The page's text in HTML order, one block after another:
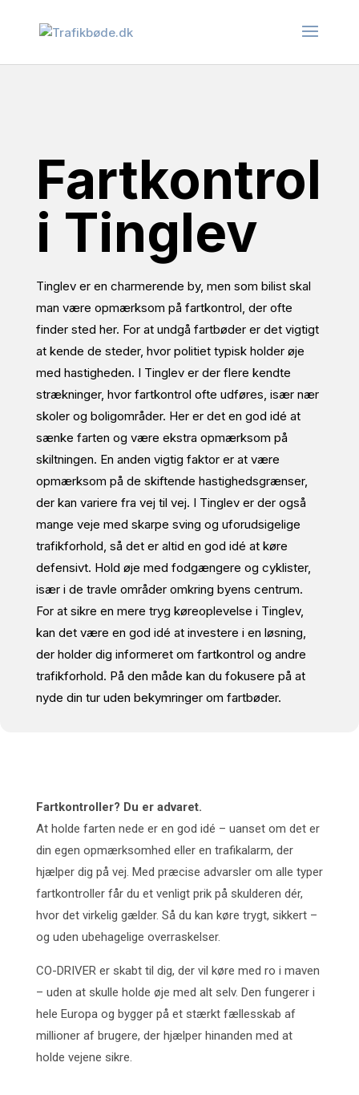
Fartkontrol
i Tinglev
Tinglev er en charmerende by, men som bilist skal
man være opmærksom på fartkontrol, der ofte
finder sted her. For at undgå fartbøder er det vigtigt
at kende de steder, hvor politiet typisk holder øje
med hastigheden. I Tinglev er der flere kendte
strækninger, hvor fartkontrol ofte udføres, især nær
skoler og boligområder. Her er det en god idé at
sænke farten og være ekstra opmærksom på
skiltningen. En anden vigtig faktor er at være
opmærksom på de skiftende hastighedsgrænser,
der kan variere fra vej til vej. I Tinglev er der også
mange veje med skarpe sving og uforudsigelige
trafikforhold, så det er altid en god idé at køre
defensivt. Hold øje med fodgængere og cyklister,
især i de travle områder omkring byens centrum.
For at sikre en mere tryg køreoplevelse i Tinglev,
kan det være en god idé at investere i en løsning,
der holder dig informeret om fartkontrol og andre
trafikforhold. På den måde kan du fokusere på at
nyde din tur uden bekymringer om fartbøder.
Fartkontroller? Du er advaret.
At holde farten nede er en god idé – uanset om det er
din egen opmærksomhed eller en trafikalarm, der
hjælper dig på vej. Med præcise advarsler om alle typer
fartkontroller får du et venligt prik på skulderen dér,
hvor det virkelig gælder. Så du kan køre trygt, sikkert –
og uden ubehagelige overraskelser.
CO-DRIVER er skabt til dig, der vil køre med ro i maven
– uden at skulle holde øje med alt selv. Den fungerer i
hele Europa og bygger på et stærkt fællesskab af
millioner af brugere, der hjælper hinanden med at
holde vejene sikre.